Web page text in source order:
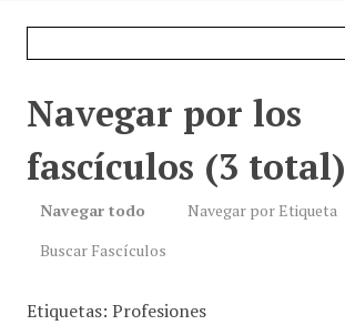
Navegar por los
fascículos (3 total)
Navegar todo
Navegar por Etiqueta
Buscar Fascículos
Etiquetas: Profesiones